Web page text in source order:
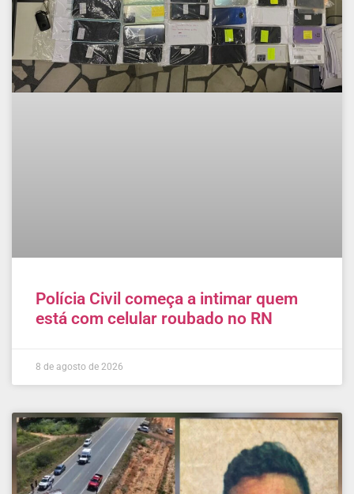
Polícia Civil começa a intimar quem
está com celular roubado no RN
8 de agosto de 2026